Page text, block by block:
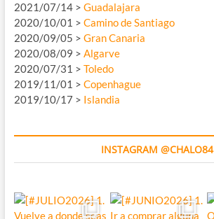
2021/07/14 > Guadalajara
2020/10/01 > Camino de Santiago
2020/09/05 > Gran Canaria
2020/08/09 > Algarve
2020/07/31 > Toledo
2019/11/01 > Copenhague
2019/10/17 > Islandia
INSTAGRAM @CHALO84